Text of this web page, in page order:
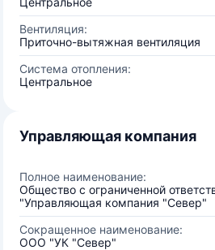
Вентиляция:
Приточно-вытяжная вентиляция
Система отопления:
Центральное
Управляющая компания
Полное наименование:
Общество с ограниченной
"Управляющая компания "Север"
Сокращенное наименование:
ООО "УК "Север"